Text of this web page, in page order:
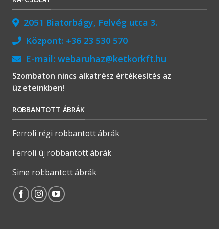
2051 Biatorbágy, Felvég utca 3.
Központ: +36 23 530 570
E-mail: webaruhaz@ketkorkft.hu
Szombaton nincs alkatrész értékesítés az
üzleteinkben!
ROBBANTOTT ÁBRÁK
Ferroli régi robbantott ábrák
Ferroli új robbantott ábrák
Sime robbantott ábrák